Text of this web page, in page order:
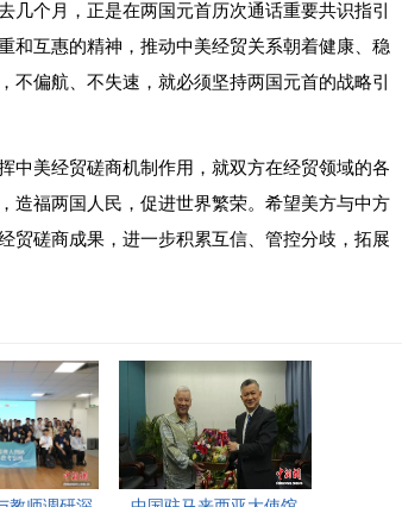
个月，正是在两国元首历次通话重要共识指引
和互惠的精神，推动中美经贸关系朝着健康、稳
偏航、不失速，就必须坚持两国元首的战略引
美经贸磋商机制作用，就双方在经贸领域的各
造福两国人民，促进世界繁荣。希望美方与中方
贸磋商成果，进一步积累互信、管控分歧，拓展